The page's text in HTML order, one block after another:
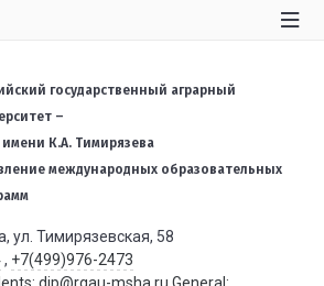
государственный аграрный
–
К.А. Тимирязева
международных образовательных
ул. Тимирязевская, 58
, +7(499)976-2473